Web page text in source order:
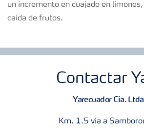
un incremento en cuajado en
caída de frutos.
Contactar
Yarecuador Cia.
Km. 1.5 vía a